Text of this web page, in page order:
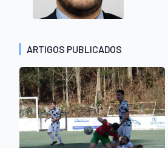
ARTIGOS PUBLICADOS